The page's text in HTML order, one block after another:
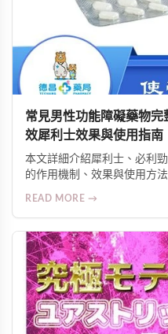
常見男性功能障礙藥物
效犀利士效果與使用指南
本文詳細介紹犀利士、必利
的作用機制、效果與使用方
READ MORE →